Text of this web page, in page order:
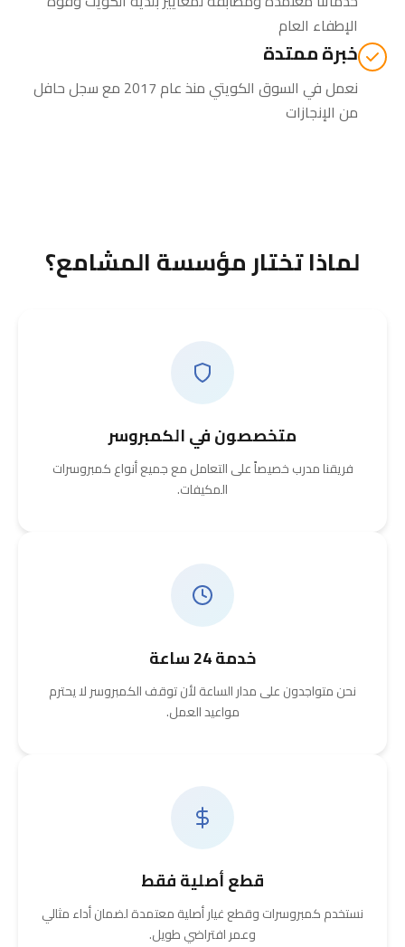
الإطفاء العام
خبرة ممتدة
نعمل في السوق الكويتي منذ عام 2017 مع سجل حافل
من الإنجازات
لماذا تختار مؤسسة المشامع؟
متخصصون في الكمبروسر
فريقنا مدرب خصيصاً على التعامل مع جميع أنواع كمبروسرات
المكيفات.
خدمة 24 ساعة
نحن متواجدون على مدار الساعة لأن توقف الكمبروسر لا يحترم
مواعيد العمل.
قطع أصلية فقط
نستخدم كمبروسرات وقطع غيار أصلية معتمدة لضمان أداء مثالي
وعمر افتراضي طويل.